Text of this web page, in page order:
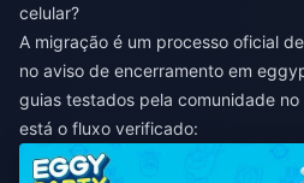
celular?
A migração é um processo oficial
no aviso de encerramento em
guias testados pela comunidade no
está o fluxo verificado: